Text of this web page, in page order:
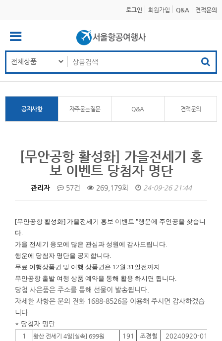
로그인 회원가입 Q&A 견적문의
공지사항 자주묻는질문 Q&A 견적문의
[무안공항 활성화] 가을전세기 홍
보 이벤트 당첨자 명단
관리자 57건 269,179회 24-09-26 21:44
[무안공항 활성화] 가을전세기 홍보 이벤트 "행운에 주인공을 찾습니
다.
가을 전세기 응모에 많은 관심과 성원에 감사드립니다.
행운에 당첨자 명단을 공지합니다.
무료 여행상품권 및 여행 상품권은 12월 31일전까지
무안공항 출발 여행 상품 예약을 통해 활용 하시면 됩니다.
당첨 사은품은 주소를 통해 선물이 발송됩니다.
자세한 사항은 문의 전화 1688-8526을 이용해 주시면 감사하겠습
니다.
* 당첨자 명단
1 황산 전세기 4일[실속] 699원 191 조경철 20240920-01